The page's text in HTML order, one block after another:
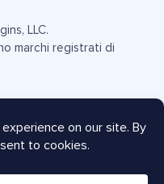
LLC.
marchi registrati di